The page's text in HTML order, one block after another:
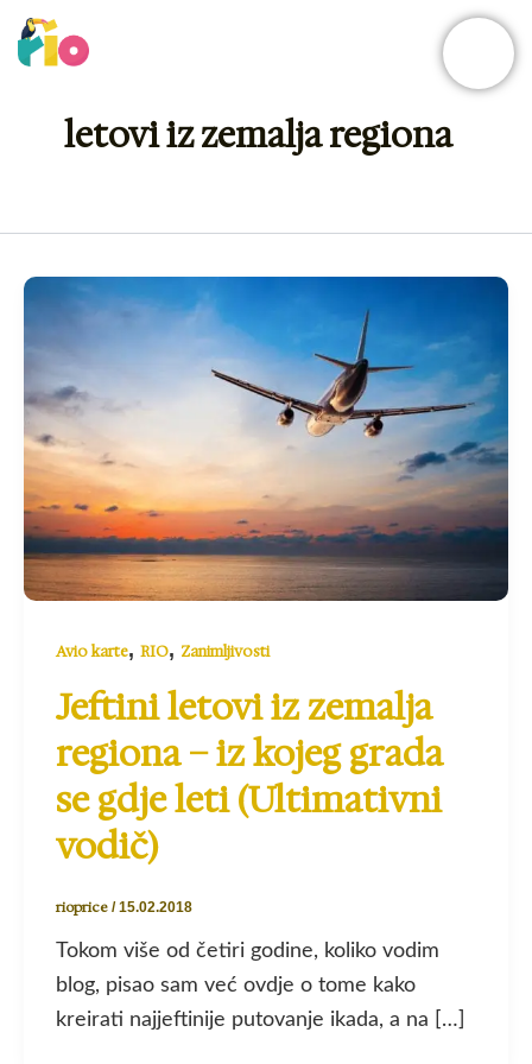
Skip
to
letovi iz zemalja regiona
Avio karte, RIO, Zanimljivosti
Jeftini letovi iz zemalja
regiona – iz kojeg grada
se gdje leti (Ultimativni
vodič)
rioprice /15.02.2018
Tokom više od četiri godine, koliko vodim
blog, pisao sam već ovdje o tome kako
kreirati najjeftinije putovanje ikada, a na […]